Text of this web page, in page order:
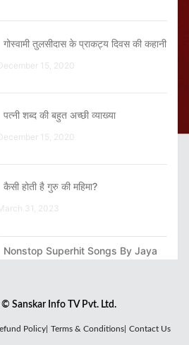
गोस्वामी तुलसीदास के प्राकट्य दिवस की कहानी
15, 2020
पत्नी शब्द की बहुत अच्छी व्याख्या
15, 2020
कैसी होती है गुरु की महिमा?
31, 2023
Nonstop Superhit Songs By Jaya
Mera Aap Ki Kripa Se Sab Kaam
Sanskar Info TV Pvt. Ltd.
Policy| Terms & Conditions| Contact Us